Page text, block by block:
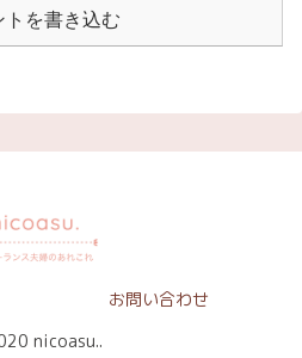
トを書き込む
お問い合わせ
nicoasu..